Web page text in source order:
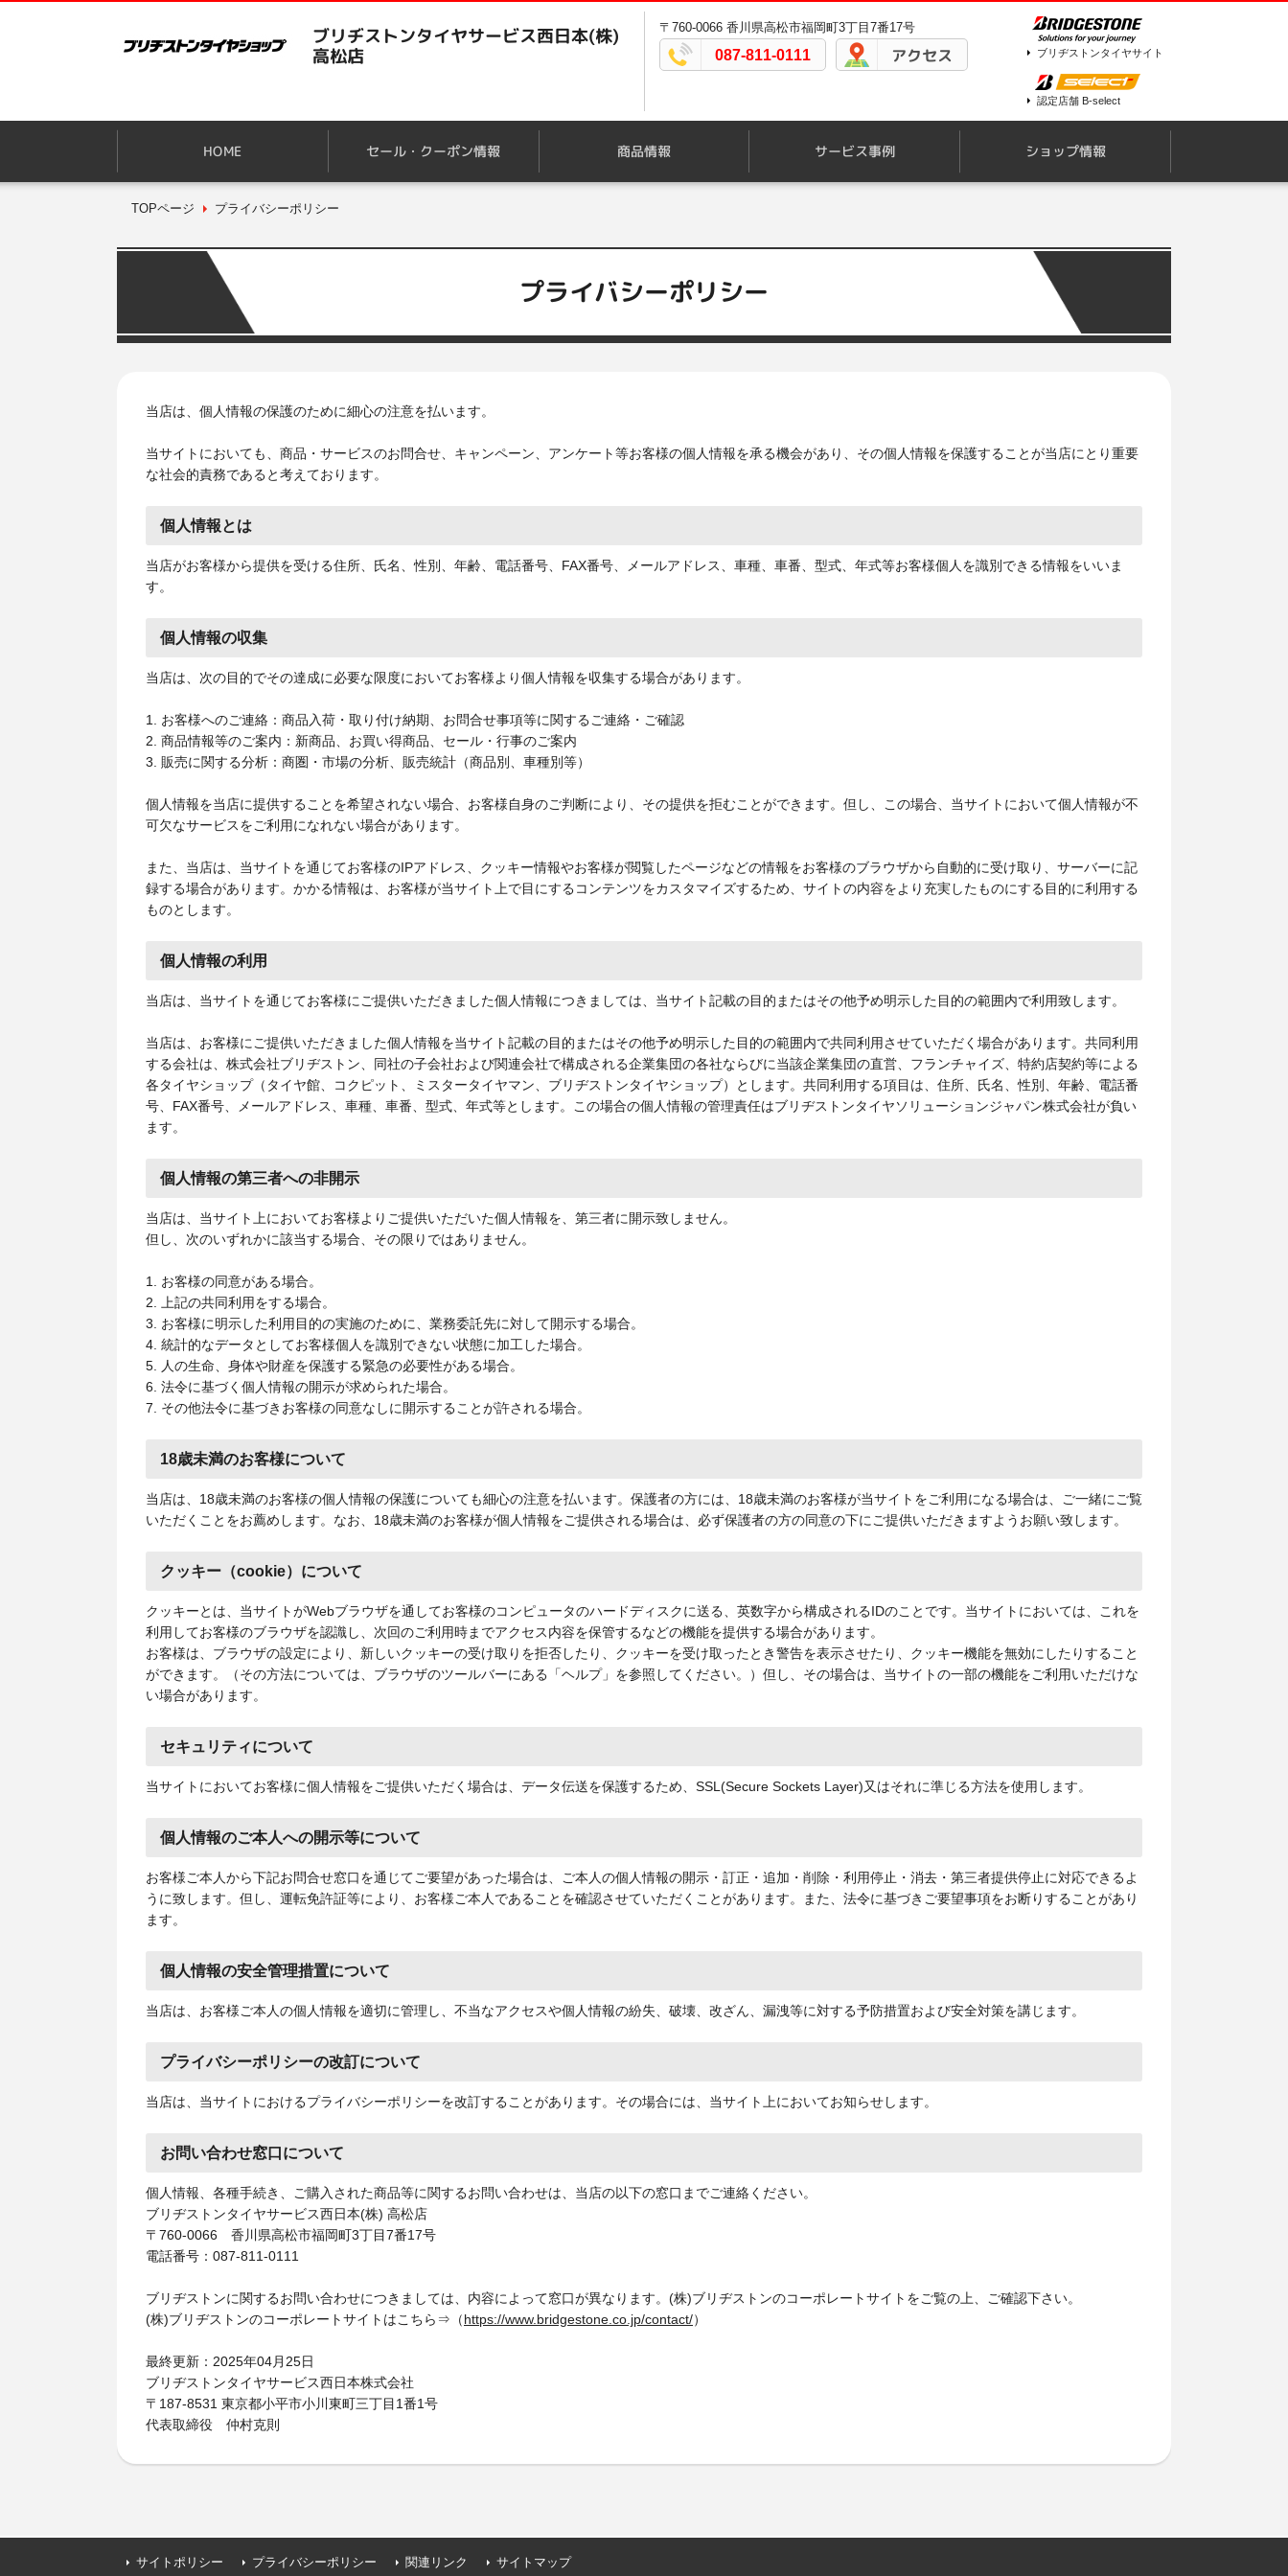
ブリヂストンタイヤサービス西日本(株)
高松店
〒760-0066 香川県高松市福岡町3丁目7番17号
087-811-0111 アクセス ブリヂストンタイヤサイト
認定店舗 B-select
HOME セール・クーポン情報 商品情報 サービス事例 ショップ情報
TOPページ プライバシーポリシー
プライバシーポリシー
当店は、個人情報の保護のために細心の注意を払います。
当サイトにおいても、商品・サービスのお問合せ、キャンペーン、アンケート等お客様の個人情報を承る機会があり、その個人情報を保護することが当店にとり重要
な社会的責務であると考えております。
個人情報とは
当店がお客様から提供を受ける住所、氏名、性別、年齢、電話番号、FAX番号、メールアドレス、車種、車番、型式、年式等お客様個人を識別できる情報をいいま
す。
個人情報の収集
当店は、次の目的でその達成に必要な限度においてお客様より個人情報を収集する場合があります。
1. お客様へのご連絡：商品入荷・取り付け納期、お問合せ事項等に関するご連絡・ご確認
2. 商品情報等のご案内：新商品、お買い得商品、セール・行事のご案内
3. 販売に関する分析：商圏・市場の分析、販売統計（商品別、車種別等）
個人情報を当店に提供することを希望されない場合、お客様自身のご判断により、その提供を拒むことができます。但し、この場合、当サイトにおいて個人情報が不
可欠なサービスをご利用になれない場合があります。
また、当店は、当サイトを通じてお客様のIPアドレス、クッキー情報やお客様が閲覧したページなどの情報をお客様のブラウザから自動的に受け取り、サーバーに記
録する場合があります。かかる情報は、お客様が当サイト上で目にするコンテンツをカスタマイズするため、サイトの内容をより充実したものにする目的に利用する
ものとします。
個人情報の利用
当店は、当サイトを通じてお客様にご提供いただきました個人情報につきましては、当サイト記載の目的またはその他予め明示した目的の範囲内で利用致します。
当店は、お客様にご提供いただきました個人情報を当サイト記載の目的またはその他予め明示した目的の範囲内で共同利用させていただく場合があります。共同利用
する会社は、株式会社ブリヂストン、同社の子会社および関連会社で構成される企業集団の各社ならびに当該企業集団の直営、フランチャイズ、特約店契約等による
各タイヤショップ（タイヤ館、コクピット、ミスタータイヤマン、ブリヂストンタイヤショップ）とします。共同利用する項目は、住所、氏名、性別、年齢、電話番
号、FAX番号、メールアドレス、車種、車番、型式、年式等とします。この場合の個人情報の管理責任はブリヂストンタイヤソリューションジャパン株式会社が負い
ます。
個人情報の第三者への非開示
当店は、当サイト上においてお客様よりご提供いただいた個人情報を、第三者に開示致しません。
但し、次のいずれかに該当する場合、その限りではありません。
1. お客様の同意がある場合。
2. 上記の共同利用をする場合。
3. お客様に明示した利用目的の実施のために、業務委託先に対して開示する場合。
4. 統計的なデータとしてお客様個人を識別できない状態に加工した場合。
5. 人の生命、身体や財産を保護する緊急の必要性がある場合。
6. 法令に基づく個人情報の開示が求められた場合。
7. その他法令に基づきお客様の同意なしに開示することが許される場合。
18歳未満のお客様について
当店は、18歳未満のお客様の個人情報の保護についても細心の注意を払います。保護者の方には、18歳未満のお客様が当サイトをご利用になる場合は、ご一緒にご覧
いただくことをお薦めします。なお、18歳未満のお客様が個人情報をご提供される場合は、必ず保護者の方の同意の下にご提供いただきますようお願い致します。
クッキー（cookie）について
クッキーとは、当サイトがWebブラウザを通してお客様のコンピュータのハードディスクに送る、英数字から構成されるIDのことです。当サイトにおいては、これを
利用してお客様のブラウザを認識し、次回のご利用時までアクセス内容を保管するなどの機能を提供する場合があります。
お客様は、ブラウザの設定により、新しいクッキーの受け取りを拒否したり、クッキーを受け取ったとき警告を表示させたり、クッキー機能を無効にしたりすること
ができます。（その方法については、ブラウザのツールバーにある「ヘルプ」を参照してください。）但し、その場合は、当サイトの一部の機能をご利用いただけな
い場合があります。
セキュリティについて
当サイトにおいてお客様に個人情報をご提供いただく場合は、データ伝送を保護するため、SSL(Secure Sockets Layer)又はそれに準じる方法を使用します。
個人情報のご本人への開示等について
お客様ご本人から下記お問合せ窓口を通じてご要望があった場合は、ご本人の個人情報の開示・訂正・追加・削除・利用停止・消去・第三者提供停止に対応できるよ
うに致します。但し、運転免許証等により、お客様ご本人であることを確認させていただくことがあります。また、法令に基づきご要望事項をお断りすることがあり
ます。
個人情報の安全管理措置について
当店は、お客様ご本人の個人情報を適切に管理し、不当なアクセスや個人情報の紛失、破壊、改ざん、漏洩等に対する予防措置および安全対策を講じます。
プライバシーポリシーの改訂について
当店は、当サイトにおけるプライバシーポリシーを改訂することがあります。その場合には、当サイト上においてお知らせします。
お問い合わせ窓口について
個人情報、各種手続き、ご購入された商品等に関するお問い合わせは、当店の以下の窓口までご連絡ください。
ブリヂストンタイヤサービス西日本(株) 高松店
〒760-0066 香川県高松市福岡町3丁目7番17号
電話番号：087-811-0111
ブリヂストンに関するお問い合わせにつきましては、内容によって窓口が異なります。(株)ブリヂストンのコーポレートサイトをご覧の上、ご確認下さい。
(株)ブリヂストンのコーポレートサイトはこちら⇒（https://www.bridgestone.co.jp/contact/）
最終更新：2025年04月25日
ブリヂストンタイヤサービス西日本株式会社
〒187-8531 東京都小平市小川東町三丁目1番1号
代表取締役 仲村克則
サイトポリシー プライバシーポリシー 関連リンク サイトマップ